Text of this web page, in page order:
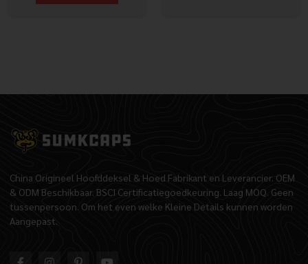
China Origineel Hoofddeksel & Hoed Fabrikant en Leverancier. OEM
& ODM Beschikbaar. BSCI Certificatiegoedkeuring. Laag MOQ. Geen
tussenpersoon. Om het even welke Kleine Details kunnen worden
Aangepast.